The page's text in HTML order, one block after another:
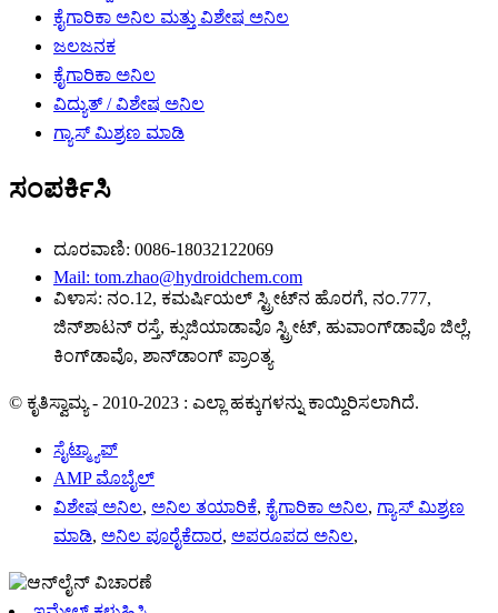
ಕೈಗಾರಿಕಾ ಅನಿಲ ಮತ್ತು ವಿಶೇಷ ಅನಿಲ
ಜಲಜನಕ
ಕೈಗಾರಿಕಾ ಅನಿಲ
ವಿದ್ಯುತ್ / ವಿಶೇಷ ಅನಿಲ
ಗ್ಯಾಸ್ ಮಿಶ್ರಣ ಮಾಡಿ
ಸಂಪರ್ಕಿಸಿ
ದೂರವಾಣಿ: 0086-18032122069
Mail: tom.zhao@hydroidchem.com
ವಿಳಾಸ: ನಂ.12, ಕಮರ್ಷಿಯಲ್ ಸ್ಟ್ರೀಟ್‌ನ ಹೊರಗೆ, ನಂ.777,
ಜಿನ್‌ಶಾಟನ್ ರಸ್ತೆ, ಕ್ಸುಜಿಯಾಡಾವೊ ಸ್ಟ್ರೀಟ್, ಹುವಾಂಗ್‌ಡಾವೊ ಜಿಲ್ಲೆ,
ಕಿಂಗ್‌ಡಾವೊ, ಶಾನ್‌ಡಾಂಗ್ ಪ್ರಾಂತ್ಯ
© ಕೃತಿಸ್ವಾಮ್ಯ - 2010-2023 : ಎಲ್ಲಾ ಹಕ್ಕುಗಳನ್ನು ಕಾಯ್ದಿರಿಸಲಾಗಿದೆ.
ಸೈಟ್ಮ್ಯಾಪ್
AMP ಮೊಬೈಲ್
ವಿಶೇಷ ಅನಿಲ, ಅನಿಲ ತಯಾರಿಕೆ, ಕೈಗಾರಿಕಾ ಅನಿಲ, ಗ್ಯಾಸ್ ಮಿಶ್ರಣ
ಮಾಡಿ, ಅನಿಲ ಪೂರೈಕೆದಾರ, ಅಪರೂಪದ ಅನಿಲ,